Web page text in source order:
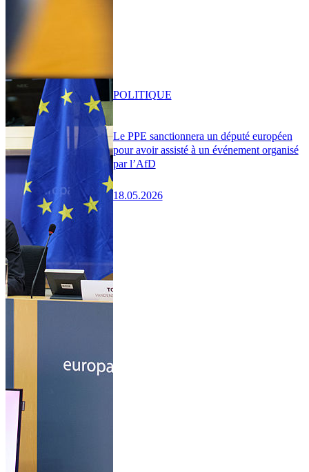
Le PPE sanctionnera un député européen
pour avoir assisté à un événement organisé
par l’AfD
18.05.2026
POLITIQUE